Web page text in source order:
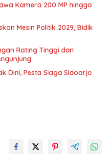
Kamera 200 MP hingga
Mesin Politik 2029, Bidik
Rating Tinggi dan
Dini, Pesta Siaga Sidoarjo